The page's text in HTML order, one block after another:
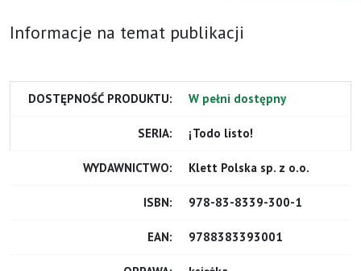
Informacje na temat publikacji
DOSTĘPNOŚĆ PRODUKTU: W pełni dostępny
SERIA: ¡Todo listo!
WYDAWNICTWO: Klett Polska sp. z o.o.
ISBN: 978-83-8339-300-1
EAN: 9788383393001